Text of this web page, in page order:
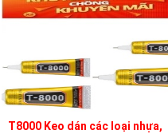
T8000 Keo dán các loại nhựa,